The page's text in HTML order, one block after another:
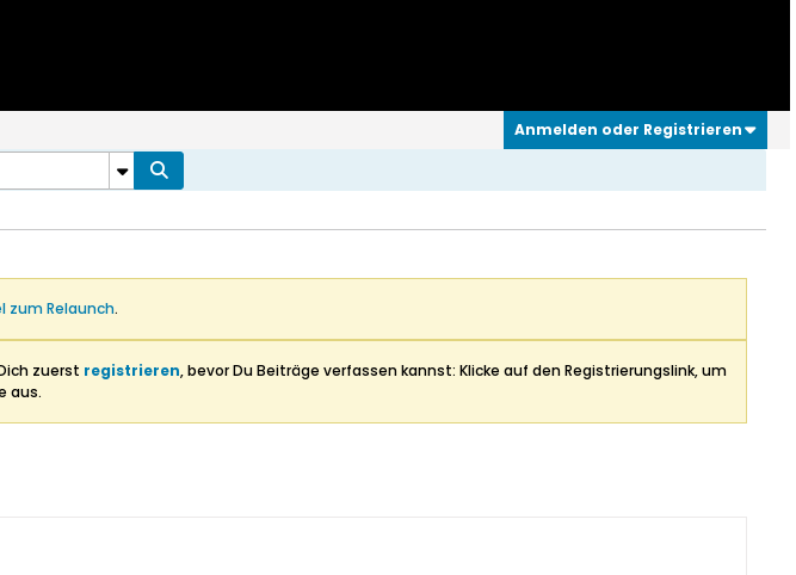
Anmelden oder Registrieren
zum Relaunch.
zuerst registrieren, bevor Du Beiträge verfassen kannst: Klicke auf den Registrierungslink, um
aus.